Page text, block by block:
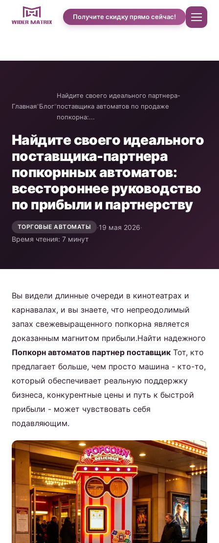
Главная
Case studies of Cotton Candy
Автомат по продаже чехлов для телефонов
Машина для приготовления протеиновых
коктейлей
Russian
English
Spanish
Arabic
Получите скидку прямо сейчас!
Главная"Блог"
Найдите своего идеального партнера-
поставщика автоматов по продаже
попкорна:...
Найдите своего идеального
поставщика-партнера
попкорнных автоматов:
всестороннее руководство
по прибыли и партнерству
ТОРГОВЫЕ АВТОМАТЫ ·19 мая 2026·
Время чтения: 7 минут
Вы видели длинные очереди в кинотеатрах и
карнавалах, и вы знаете, что непреодолимый
запах свежевыращенного попкорна является
доказанным магнитом прибыли.Найти надежного
Попкорн автоматов партнер поставщик Тот, кто
предлагает больше, чем просто машина - кто-то,
который обеспечивает реальную поддержку
бизнеса, конкурентные цены и путь к быстрой
прибыли - может чувствовать себя
подавляющим.